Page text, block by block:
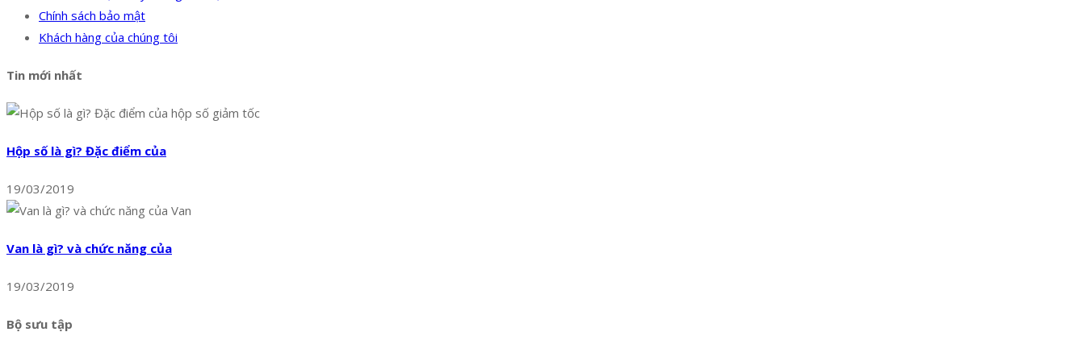
Chính sách bảo mật
Khách hàng của chúng tôi
Tin mới nhất
Hộp số là gì? Đặc điểm của
19/03/2019
Van là gì? và chức năng của
19/03/2019
Bộ sưu tập